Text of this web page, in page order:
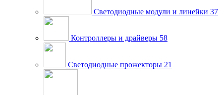
Светодиодные модули и линейки 37
Контроллеры и драйверы 58
Светодиодные прожекторы 21